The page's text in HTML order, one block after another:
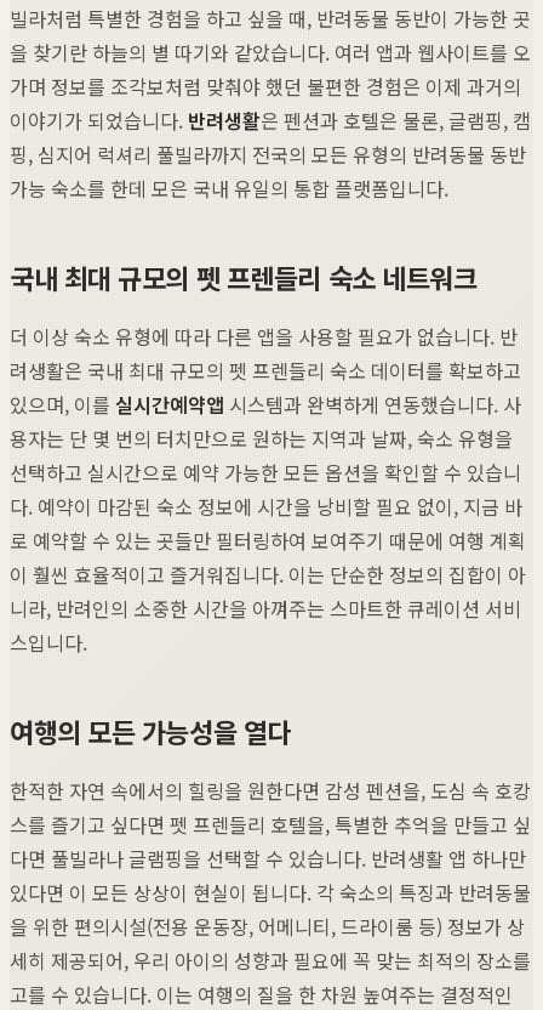
빌라처럼 특별한 경험을 하고 싶을 때, 반려동물 동반이 가능한 곳
을 찾기란 하늘의 별 따기와 같았습니다. 여러 앱과 웹사이트를 오
가며 정보를 조각보처럼 맞춰야 했던 불편한 경험은 이제 과거의
이야기가 되었습니다. 반려생활은 펜션과 호텔은 물론, 글램핑, 캠
핑, 심지어 럭셔리 풀빌라까지 전국의 모든 유형의 반려동물 동반
가능 숙소를 한데 모은 국내 유일의 통합 플랫폼입니다.
국내 최대 규모의 펫 프렌들리 숙소 네트워크
더 이상 숙소 유형에 따라 다른 앱을 사용할 필요가 없습니다. 반
려생활은 국내 최대 규모의 펫 프렌들리 숙소 데이터를 확보하고
있으며, 이를 실시간예약앱 시스템과 완벽하게 연동했습니다. 사
용자는 단 몇 번의 터치만으로 원하는 지역과 날짜, 숙소 유형을
선택하고 실시간으로 예약 가능한 모든 옵션을 확인할 수 있습니
다. 예약이 마감된 숙소 정보에 시간을 낭비할 필요 없이, 지금 바
로 예약할 수 있는 곳들만 필터링하여 보여주기 때문에 여행 계획
이 훨씬 효율적이고 즐거워집니다. 이는 단순한 정보의 집합이 아
니라, 반려인의 소중한 시간을 아껴주는 스마트한 큐레이션 서비
스입니다.
여행의 모든 가능성을 열다
한적한 자연 속에서의 힐링을 원한다면 감성 펜션을, 도심 속 호캉
스를 즐기고 싶다면 펫 프렌들리 호텔을, 특별한 추억을 만들고 싶
다면 풀빌라나 글램핑을 선택할 수 있습니다. 반려생활 앱 하나만
있다면 이 모든 상상이 현실이 됩니다. 각 숙소의 특징과 반려동물
을 위한 편의시설(전용 운동장, 어메니티, 드라이룸 등) 정보가 상
세히 제공되어, 우리 아이의 성향과 필요에 꼭 맞는 최적의 장소를
고를 수 있습니다. 이는 여행의 질을 한 차원 높여주는 결정적인